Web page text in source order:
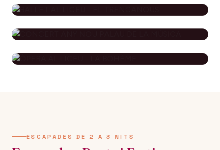
LOS CHICOS DEL CORO - TEATRE
APOLO
BALLET AL LICEU - EL
TRENCANOUS
CONCERT ANY NOU PALAU DE LA
MÚSICA
ESCAPADES DE 2 A 3 NITS